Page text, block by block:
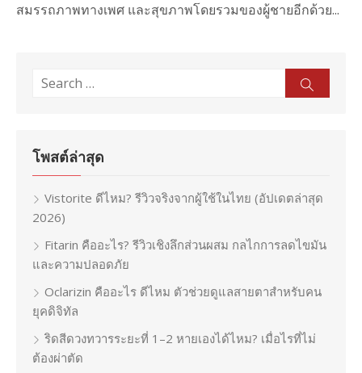
สมรรถภาพทางเพศ และสุขภาพโดยรวมของผู้ชายอีกด้วย...
Search
โพสต์ล่าสุด
Vistorite ดีไหม? รีวิวจริงจากผู้ใช้ในไทย (อัปเดตล่าสุด
2026)
Fitarin คืออะไร? รีวิวเชิงลึกส่วนผสม กลไกการลดไขมัน
และความปลอดภัย
Oclarizin คืออะไร ดีไหม ตัวช่วยดูแลสายตาสำหรับคน
ยุคดิจิทัล
ริดสีดวงทวารระยะที่ 1–2 หายเองได้ไหม? เมื่อไรที่ไม่
ต้องผ่าตัด